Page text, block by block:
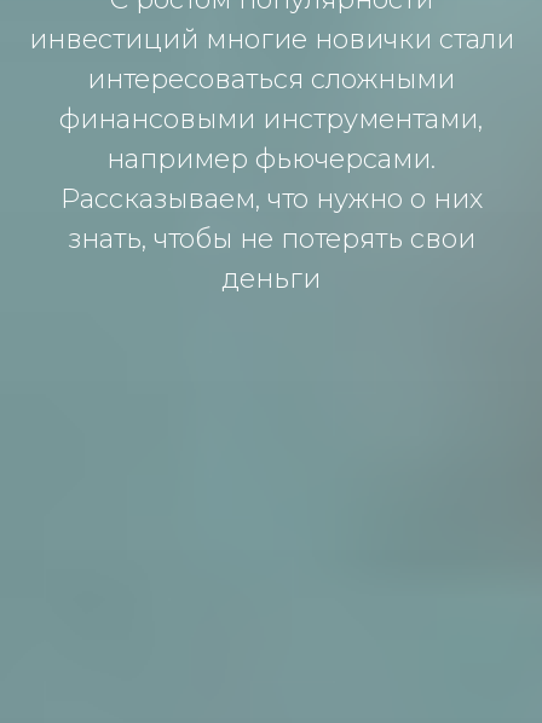
инвестиций многие новички стали
интересоваться сложными
финансовыми инструментами,
например фьючерсами.
Рассказываем, что нужно о них
знать, чтобы не потерять свои
деньги